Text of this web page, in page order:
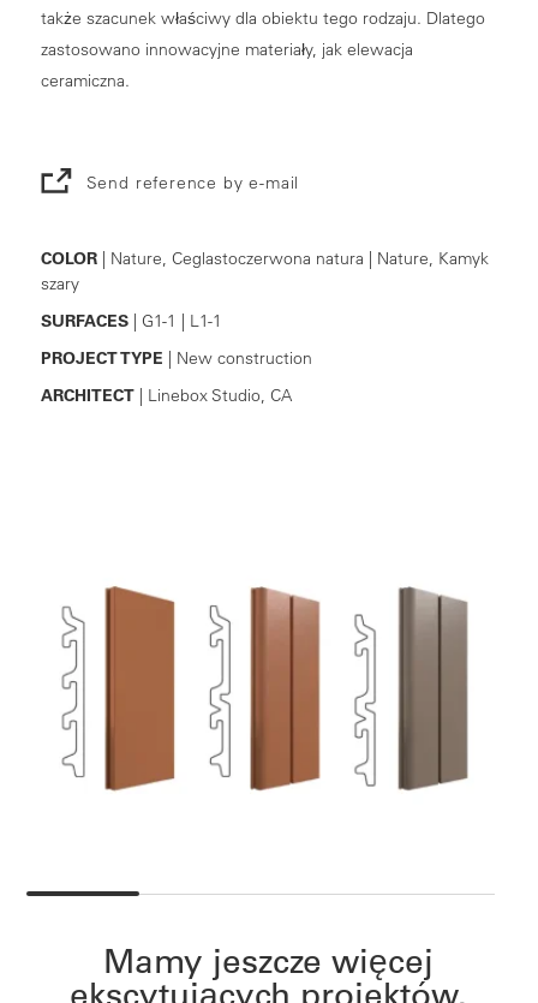
także szacunek właściwy dla obiektu tego rodzaju. Dlatego
zastosowano innowacyjne materiały, jak elewacja
ceramiczna.
Send reference by e-mail
COLOR| Nature, Ceglastoczerwona natura | Nature, Kamyk
szary
SURFACES| G1-1 | L1-1
PROJECT TYPE | New construction
ARCHITECT| Linebox Studio, CA
Mamy jeszcze więcej
ekscytujących projektów.